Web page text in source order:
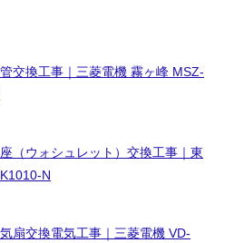
交換工事｜三菱電機 霧ヶ峰 MSZ-
（ウォシュレット）交換工事｜東
N
扇交換電気工事｜三菱電機 VD-